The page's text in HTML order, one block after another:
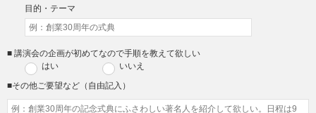
目的・テーマ
■ 講演会の企画が初めてなので手順を教えて欲しい
はい
いいえ
■その他ご要望など（自由記入）